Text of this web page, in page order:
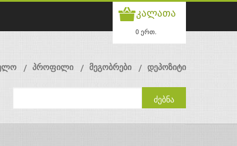
კალათა
0 ერთ.
პროფილი მეგობრები დეპოზიტი